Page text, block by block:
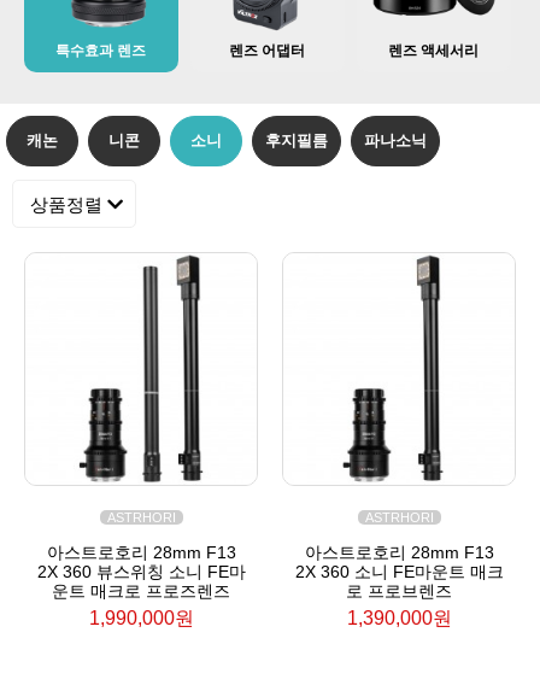
특수효과 렌즈 렌즈 어댑터 렌즈 액세서리
캐논 니콘 소니 후지필름 파나소닉
상품정렬
ASTRHORI
아스트로호리 28mm F13
2X 360 뷰스위칭 소니 FE마
운트 매크로 프로즈렌즈
1,990,000원
ASTRHORI
아스트로호리 28mm F13
2X 360 소니 FE마운트 매크
로 프로브렌즈
1,390,000원